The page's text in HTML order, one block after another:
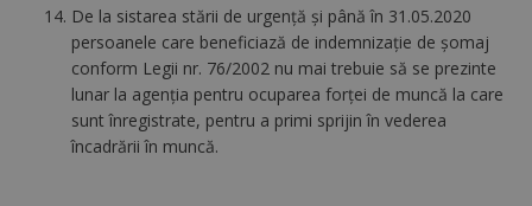
De la sistarea stării de urgență și până în 31.05.2020
persoanele care beneficiază de indemnizație de șomaj
conform Legii nr. 76/2002 nu mai trebuie să se prezinte
lunar la agenția pentru ocuparea forței de muncă la care
sunt înregistrate, pentru a primi sprijin în vederea
încadrării în muncă.